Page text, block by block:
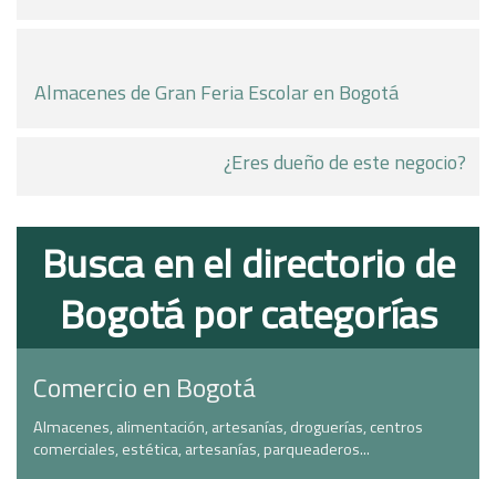
Almacenes de Gran Feria Escolar en Bogotá
¿Eres dueño de este negocio?
Busca en el directorio de
Bogotá por categorías
Comercio en Bogotá
Almacenes, alimentación, artesanías, droguerías, centros
comerciales, estética, artesanías, parqueaderos...